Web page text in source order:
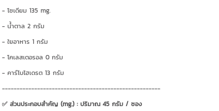
- โซเดียม 135 mg.
- น้ำตาล 2 กรัม
- ใยอาหาร 1 กรัม
- โคเลสเตอรอล 0 กรัม
- คาร์โบไฮเดรต 13 กรัม
------------------------------------------------------
✅ ส่วนประกอบสำคัญ (mg.) : ปริมาณ 45 กรัม / ซอง